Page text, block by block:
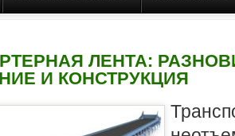
ЛЕНТА:
И КОНСТРУКЦИЯ